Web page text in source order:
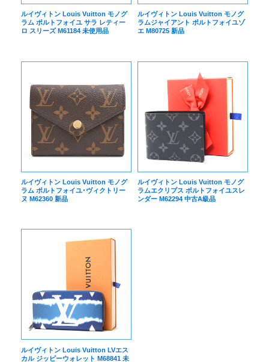
ルイヴィトン Louis Vuitton モノグ
ラム ポルトフォイユ サラ レティー
ロ スリーズ M61184 未使用品
ルイヴィトン Louis Vuitton モノグ
ラムジャイアント ポルトフォイユゾ
エ M80725 新品
ルイヴィトン Louis Vuitton モノグ
ラム ポルトフォイユ･ヴィクトリー
ヌ M62360 新品
ルイヴィトン Louis Vuitton モノグ
ラムエクリプス ポルトフォイユスレ
ンダー M62294 中古A級品
ルイヴィトン Louis Vuitton LVエス
カル ジッピーウォレット M68841 未